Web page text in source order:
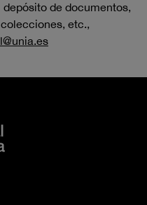
de documentos,
etc.,